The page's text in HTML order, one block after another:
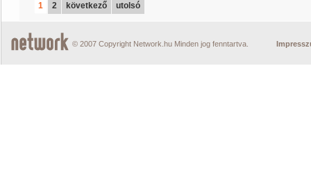
1 2 következő utolsó
© 2007 Copyright Network.hu Minden jog fenntartva.